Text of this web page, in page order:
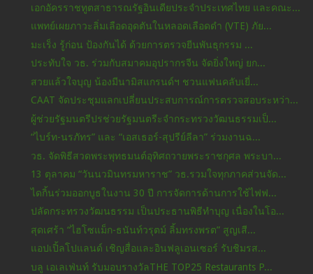
เอกอัครราชทูตสาธารณรัฐอินเดียประจำประเทศไทย และคณะ...
แพทย์เผยภาวะลิ่มเลือดอุดตันในหลอดเลือดดำ (VTE) ภัย...
มะเร็ง รู้ก่อน ป้องกันได้ ด้วยการตรวจยีนพันธุกรรม ...
ประทับใจ วธ. ร่วมกับสมาคมอุปรากรจีน จัดยิ่งใหญ่ ยก...
สวยแล้วใจบุญ​ น้องมีนามิสแกรนด์​ฯ​ ชวนแฟน​คลับเยี่...
CAAT จัดประชุมแลกเปลี่ยนประสบการณ์การตรวจสอบระหว่า...
ผู้ช่วยรัฐมนตรีปรช่วยรัฐมนตรีะจำกระทรวงวัฒนธรรมเป็...
“ไบร์ท-นรภัทร” และ “เอสเธอร์-สุปรีย์ลีลา” ร่วมงานฉ...
วธ. จัดพิธีสวดพระพุทธมนต์อุทิศถวายพระราชกุศล พระบา...
13 ตุลาคม “วันนวมินทรมหาราช” วธ.รวมใจทุกภาคส่วนจัด...
ไดกิ้นร่วมออกบูธในงาน 30 ปี การจัดการด้านการใช้ไฟฟ...
ปลัดกระทรวงวัฒนธรรม เป็นประธานพิธีทำบุญ เนื่องในโอ...
สุดเศร้า “ไฮโซแม็ก-ธนันท์วรุตม์ ลิ้มทรงพรต” สูญเสี...
แอปเปิ้ลโปแลนด์ เชิญสื่อและอินฟลูเอนเซอร์ รับชิมรส...
บลู เอเลเฟ่นท์ รับมอบรางวัลTHE TOP25 Restaurants P...